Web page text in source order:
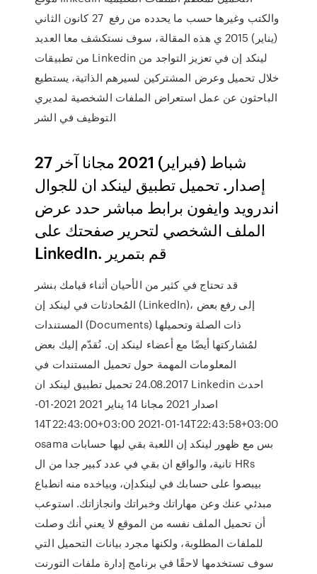
والكتب وغيرها حسب ما يحدده من رفع 27 كانون الثاني
(يناير) 2015 ي هذه المقالة، سوف نستكشف معا العديد
من تطبيقات Linkedin لينكد إن في تعزيز التواجد من
خلال تحميل وعرض المشتركين لسيرهم الذاتية، يستطيع
الباحثون عن عمل استعراض الملفات الشخصية لمديري
التوظيف في الشر
27 شباط (فبراير) 2021 مجانا آخر
إصدار. تحميل تطبيق لينكد ان للجوال
اندرويد وايفون برابط مباشر حدد عرض
الملف الشخصي لتحرير صفحتك على
قد تحتاج في كثير من الأحيان أثناء قيامك بنشر
المُحادثات في لينكد إن (LinkedIn)، إلى رفع بعض
المستندات (Documents) ذات الصلة وتحميلها
لمُشاركتها أيضًا مع أعضاء لينكد إن. نُقدّم إليك بعض
المعلومات المهمة حول تحميل المستندات في
24.08.2017 تحميل تطبيق لينكد ان Linkedin احدث
اصدار 2021 مجانا 14 يناير 2021 2021-01-
14T22:43:00+03:00 2021-01-14T22:43:58+03:00
osama بس مع ظهور لينكد إن اللعبة بقي ليها حسابات
تانية، والواقع ان بقي في عدد كبير جدا من ال HRs
بيبصوا على حسابك في لينكدإن، وبياخده منه انطباع
مبدئي عنك وعن مهاراتك وخبراتك وانجازاتك. استوعب
أن تحميل الملف نفسه من الموقع لا يعني أنك وصلت
للملفات المطلوبة، ولكنها مجرد بيانات التحميل التي
سوف تستخدمها لاحقًا في برنامج إدارة ملفات التورنت